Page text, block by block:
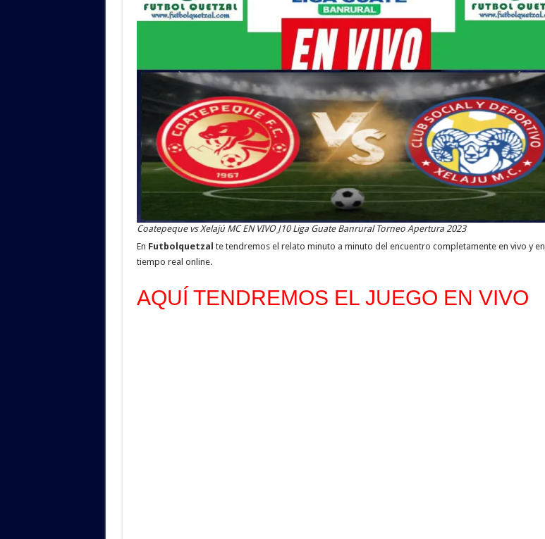
Coatepeque vs Xelajú MC EN VIVO J10 Liga Guate Banrural Torneo Apertura 2023
En Futbolquetzal te tendremos el relato minuto a minuto del encuentro completamente en vivo y en
tiempo real online.
AQUÍ TENDREMOS EL JUEGO EN VIVO